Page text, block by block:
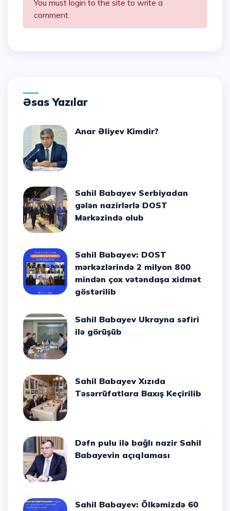
You must login to the site to write a
comment.
Əsas Yazılar
Anar Əliyev Kimdir?
Sahil Babayev Serbiyadan
gələn nazirlərlə DOST
Mərkəzində olub
Sahil Babayev: DOST
mərkəzlərində 2 milyon 800
mindən çox vətəndaşa xidmət
göstərilib
Sahil Babayev Ukrayna səfiri
ilə görüşüb
Sahil Babayev Xızıda
Təsərrüfatlara Baxış Keçirilib
Dəfn pulu ilə bağlı nazir Sahil
Babayevin açıqlaması
Sahil Babayev: Ölkəmizdə 60